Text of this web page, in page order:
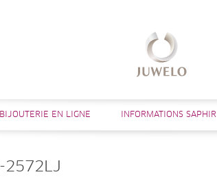
BIJOUTERIE EN LIGNE INFORMATIONS SAPHIR
2572LJ